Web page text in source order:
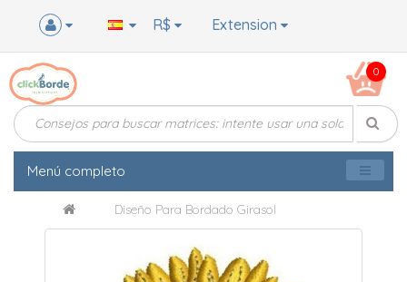
Extension
R$
0
Menú completo
Diseño Para Bordado Girasol